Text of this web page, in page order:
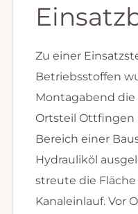
Zu einer
Betriebsstoffen
Montagabend
Ortsteil Ottfingen
Bereich einer
Hydrauliköl
streute die
Kanaleinlauf. Vor